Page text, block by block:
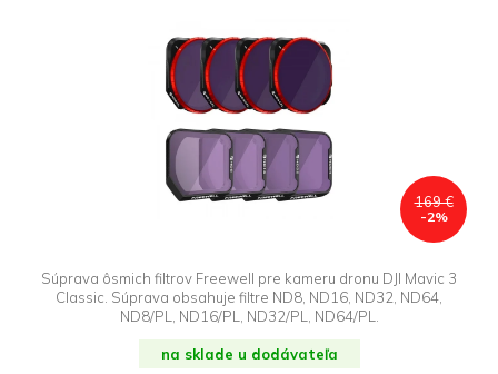
169 €
-2%
Súprava ôsmich filtrov Freewell pre kameru dronu DJI Mavic 3
Classic. Súprava obsahuje filtre ND8, ND16, ND32, ND64,
ND8/PL, ND16/PL, ND32/PL, ND64/PL.
na sklade u dodávateľa